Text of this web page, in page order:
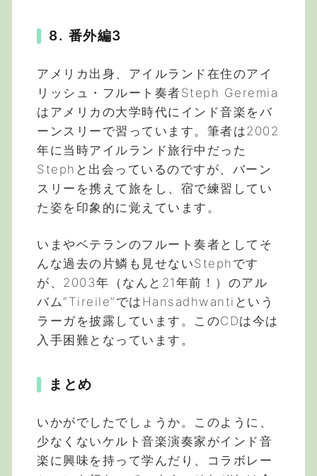
8. 番外編3
アメリカ出身、アイルランド在住のアイ
リッシュ・フルート奏者Steph Geremia
はアメリカの大学時代にインド音楽をバ
ーンスリーで習っています。筆者は2002
年に当時アイルランド旅行中だった
Stephと出会っているのですが、バーン
スリーを携えて旅をし、宿で練習してい
た姿を印象的に覚えています。
いまやベテランのフルート奏者としてそ
んな過去の片鱗も見せないStephです
が、2003年（なんと21年前！）のアル
バム“Tireile”ではHansadhwantiという
ラーガを披露しています。このCDは今は
入手困難となっています。
まとめ
いかがでしたでしょうか。このように、
少なくないケルト音楽演奏家がインド音
楽に興味を持って学んだり、コラボレー